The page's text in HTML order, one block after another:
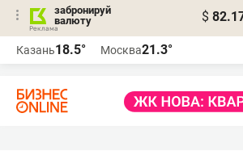
забронируй
валюту
$
Казань18.5° Москва21.3°